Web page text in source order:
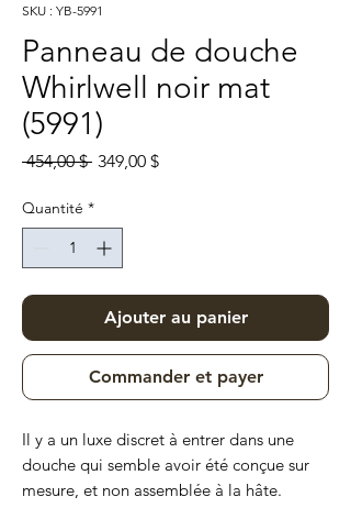
SKU : YB-5991
Panneau de douche
Whirlwell noir mat
(5991)
454,00 $ Prix original
349,00 $Prix promotionnel
Quantité *
Ajouter au panier
Commander et payer
Il y a un luxe discret à entrer dans une
douche qui semble avoir été conçue sur
mesure, et non assemblée à la hâte.